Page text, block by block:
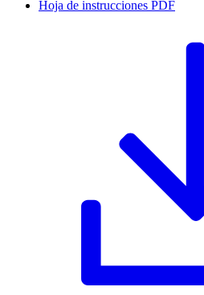
Hoja de instrucciones PDF